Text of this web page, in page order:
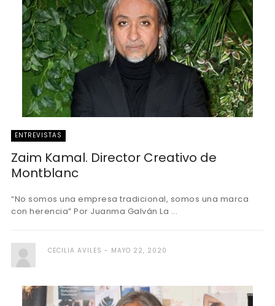
ENTREVISTAS
Zaim Kamal. Director Creativo de
Montblanc
“No somos una empresa tradicional, somos una marca
con herencia” Por Juanma Galván La ...
CECILIA AVILES MAYO 22, 2020